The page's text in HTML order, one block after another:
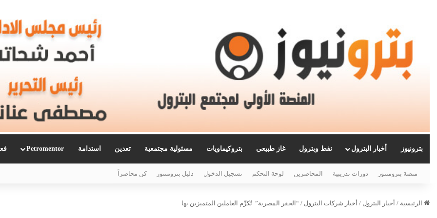
بترونيوز أخبار البترول نفط وبترول غاز طبيعي بتروكيماويات مسئولية مجتمعية تعدين استدامة Petromentor
منصة بترومنتور دورات تدريبية المحاضرين لوحة التحكم تسجيل الدخول دليل بترومنتور كن محاضراً
الرئيسية / أخبار البترول / أخبار شركات البترول / “الحفر المصرية” تُكرِّم العاملين المتميزين بها